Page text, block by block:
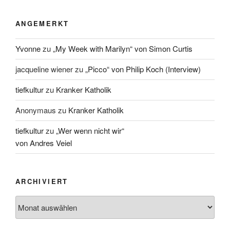
ANGEMERKT
Yvonnezu„My Week with Marilyn“ von Simon Curtis
jacqueline wienerzu„Picco“ von Philip Koch (Interview)
tiefkulturzu Kranker Katholik
Anonymaus zu Kranker Katholik
tiefkulturzu„Wer wenn nicht wir“
von Andres Veiel
ARCHIVIERT